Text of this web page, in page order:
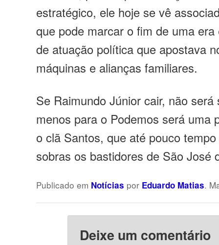
estratégico, ele hoje se vê
que pode marcar o fim de uma
de atuação política que apostava
máquinas e alianças familiares.
Se Raimundo Júnior cair, não
menos para o Podemos será uma
o clã Santos, que até pouco
sobras os bastidores de São José
Publicado em Notícias por Eduardo Matias.
Deixe um comentário